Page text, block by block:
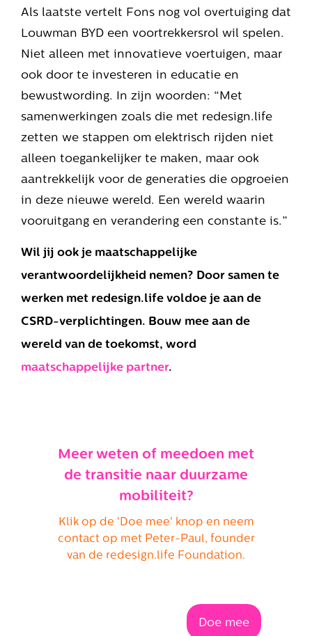
Als laatste vertelt Fons nog vol overtuiging dat
Louwman BYD een voortrekkersrol wil spelen.
Niet alleen met innovatieve voertuigen, maar
ook door te investeren in educatie en
bewustwording. In zijn woorden: “Met
samenwerkingen zoals die met redesign.life
zetten we stappen om elektrisch rijden niet
alleen toegankelijker te maken, maar ook
aantrekkelijk voor de generaties die opgroeien
in deze nieuwe wereld. Een wereld waarin
vooruitgang en verandering een constante is.”
Wil jij ook je maatschappelijke
verantwoordelijkheid nemen? Door samen te
werken met redesign.life voldoe je aan de
CSRD-verplichtingen. Bouw mee aan de
wereld van de toekomst, word
maatschappelijke partner.
Meer weten of meedoen met
de transitie naar duurzame
mobiliteit?
Klik op de 'Doe mee' knop en neem
contact op met Peter-Paul, founder
van de redesign.life Foundation.
Doe mee